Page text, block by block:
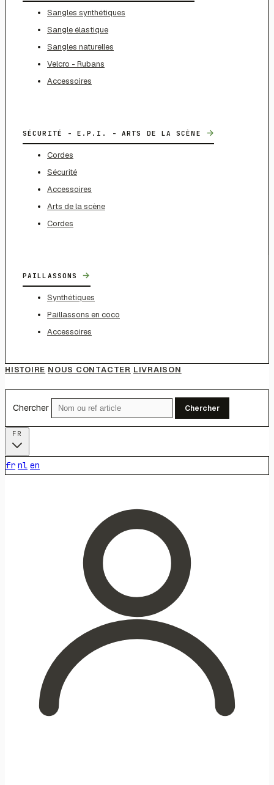
Sangles synthétiques
Sangle élastique
Sangles naturelles
Velcro - Rubans
Accessoires
SÉCURITÉ - E.P.I. - ARTS DE LA SCÈNE →
Cordes
Sécurité
Accessoires
Arts de la scène
Cordes
PAILLASSONS →
Synthétiques
Paillassons en coco
Accessoires
HISTOIRE NOUS CONTACTER LIVRAISON
Chercher Chercher
fr nl en